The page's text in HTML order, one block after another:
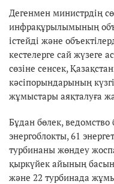
Дегенмен министрдің
инфрақұрылымының
істейді және
кестелерге сай жүзеге
сөзіне сенсек,
кәсіпорындарының
жұмыстары аяқталуға
Бұдан бөлек,
энергоблокты, 61
турбинаны жөндеу
қыркүйек айының
және 22 турбинада